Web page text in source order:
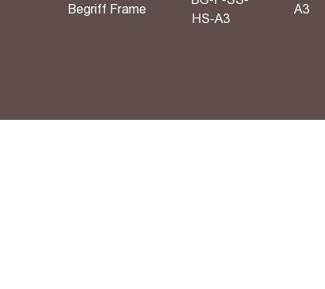
Begriff Frame
HS-A3
A3